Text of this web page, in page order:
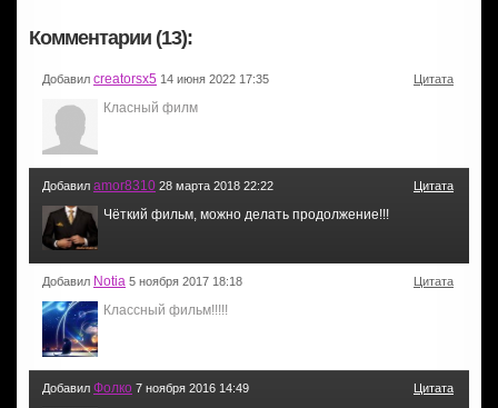
Комментарии (13):
Добавил creatorsx5 14 июня 2022 17:35 Цитата
Класный филм
Добавил amor8310 28 марта 2018 22:22 Цитата
Чёткий фильм, можно делать продолжение!!!
Добавил Notia 5 ноября 2017 18:18 Цитата
Классный фильм!!!!!
Добавил Фолко 7 ноября 2016 14:49 Цитата